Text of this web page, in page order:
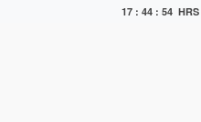
17 : 44 : 56 HRS